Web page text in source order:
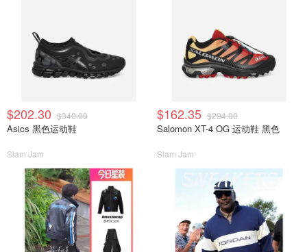
$202.30 $340.00
Asics 黑色运动鞋
Slam Jam
$162.35 $294.00
Salomon XT-4 OG 运动鞋 黑色
Slam Jam